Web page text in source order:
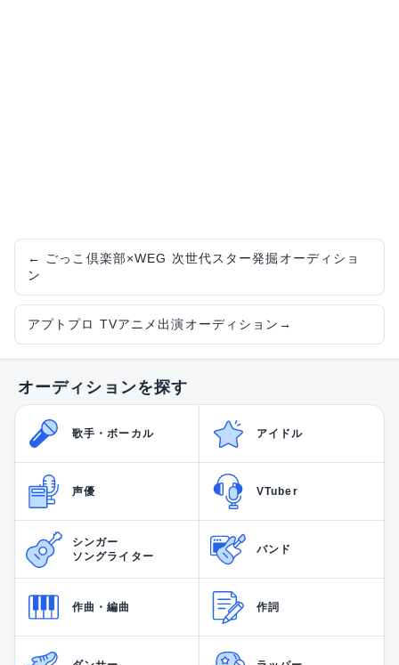
←
ごっこ倶楽部×WEG 次世代スター発掘オーディショ
ン
アプトプロ TVアニメ出演オーディション →
オーディションを探す
歌手・ボーカル アイドル
声優 VTuber
シンガー
ソングライター
バンド
作曲・編曲 作詞